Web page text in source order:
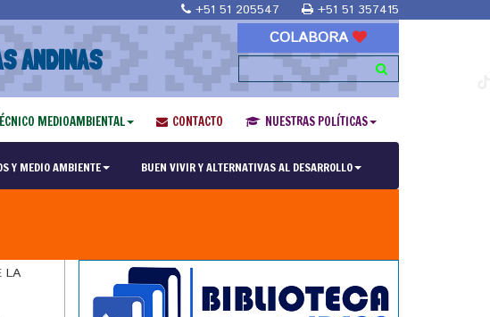
+51 51 205547 +51 51 357415
ANDINAS
COLABORA
MEDIOAMBIENTAL CONTACTO NUESTRAS POLÍTICAS
Y MEDIO AMBIENTE BUEN VIVIR Y ALTERNATIVAS AL DESARROLLO
LA